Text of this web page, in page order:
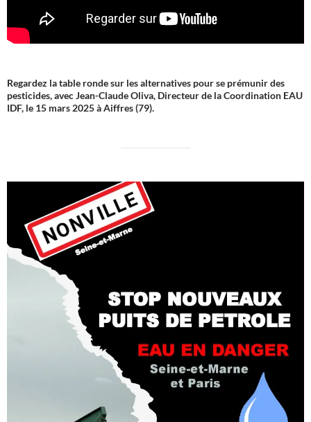
Regardez la table ronde sur les alternatives pour se prémunir des
pesticides, avec Jean-Claude Oliva, Directeur de la Coordination EAU
IDF, le 15 mars 2025 à Aiffres (79).